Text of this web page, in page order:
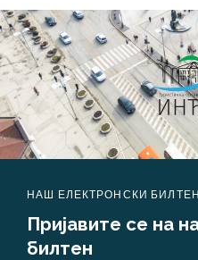
НАШ ЕЛЕКТРОНСКИ БИЛТЕН
Пријавите се на
билтен